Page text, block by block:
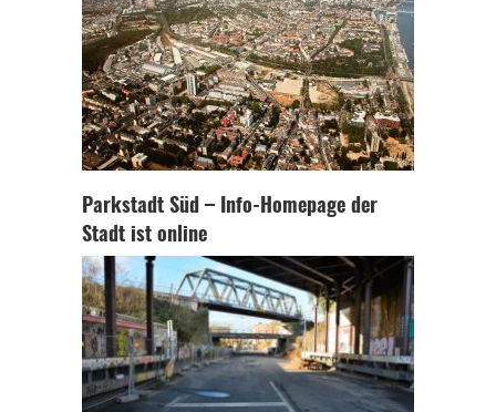
Parkstadt Süd – Info-Homepage der
Stadt ist online